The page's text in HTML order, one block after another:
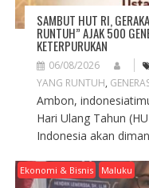
SAMBUT HUT RI,
RUNTUH” AJAK 500
KETERPURUKAN
06/08/2026
YANG RUNTUH,
Ambon,
Hari Ulang Tahun
Indonesia akan
Ekonomi & Bisnis Maluku